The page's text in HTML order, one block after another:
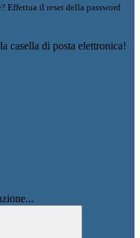
Effettua il reset della password
casella di posta elettronica!